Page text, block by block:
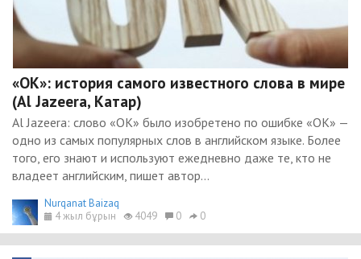
«ОК»: история самого известного слова в мире
(Al Jazeera, Катар)
Al Jazeera: слово «ОК» было изобретено по ошибке «ОК» —
одно из самых популярных слов в английском языке. Более
того, его знают и используют ежедневно даже те, кто не
владеет английским, пишет автор...
Nurqanat Baizaq
4 жыл бұрын
4049 0 0